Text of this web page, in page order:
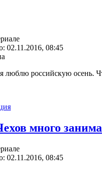
02.11.2016, 08:45
люблю российскую осень.
много
02.11.2016, 08:45